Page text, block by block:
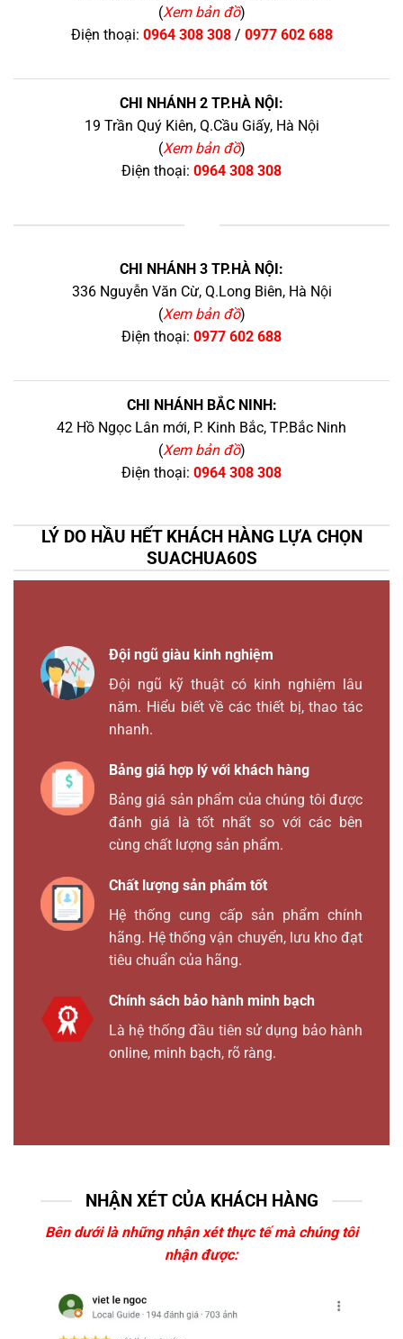
(Xem bản đồ)
Điện thoại: 0964 308 308/ 0977 602 688
CHI NHÁNH 2 TP.HÀ NỘI:
19 Trần Quý Kiên, Q.Cầu Giấy, Hà Nội
(Xem bản đồ)
Điện thoại: 0964 308 308
CHI NHÁNH 3 TP.HÀ NỘI:
336 Nguyễn Văn Cừ, Q.Long Biên, Hà Nội
(Xem bản đồ)
Điện thoại: 0977 602 688
CHI NHÁNH BẮC NINH:
42 Hồ Ngọc Lân mới, P. Kinh Bắc, TP.Bắc Ninh
(Xem bản đồ)
Điện thoại: 0964 308 308
LÝ DO HẦU HẾT KHÁCH HÀNG LỰA CHỌN
SUACHUA60S
Đội ngũ giàu kinh nghiệm
Đội ngũ kỹ thuật có kinh nghiệm lâu
năm. Hiểu biết về các thiết bị, thao tác
nhanh.
Bảng giá hợp lý với khách hàng
Bảng giá sản phẩm của chúng tôi được
đánh giá là tốt nhất so với các bên
cùng chất lượng sản phẩm.
Chất lượng sản phẩm tốt
Hệ thống cung cấp sản phẩm chính
hãng. Hệ thống vận chuyển, lưu kho đạt
tiêu chuẩn của hãng.
Chính sách bảo hành minh bạch
Là hệ thống đầu tiên sử dụng bảo hành
online, minh bạch, rõ ràng.
NHẬN XÉT CỦA KHÁCH HÀNG
Bên dưới là những nhận xét thực tế mà chúng tôi
nhận được: